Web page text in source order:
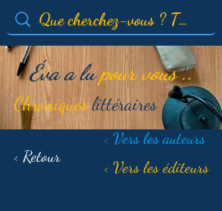
Éva a lupour vous ..
Chroniqueslittéraires
< Retour
< Vers les auteurs
< Vers les éditeurs